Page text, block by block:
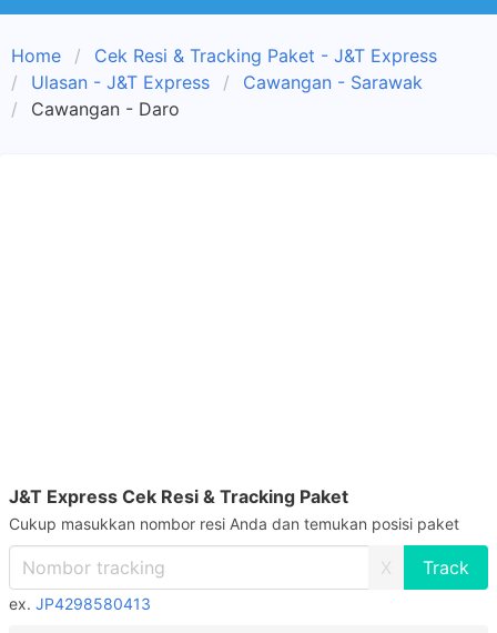
Home
Cek Resi & Tracking Paket - J&T Express
Ulasan - J&T Express
Cawangan - Sarawak
Cawangan - Daro
J&T Express Cek Resi & Tracking Paket
Cukup masukkan nombor resi Anda dan temukan posisi paket
X
ex. JP4298580413